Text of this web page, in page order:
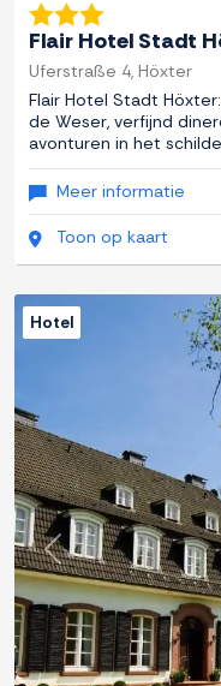
Flair Hotel Stadt
Uferstraße 4, Höxter
Flair Hotel Stadt
de Weser, verfijnd
avonturen in het
Meer informatie
Toon op kaart
Previous
Hotel